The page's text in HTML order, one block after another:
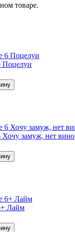
товаре.
Поцелуи
Хочу замуж, нет вино
Лайм